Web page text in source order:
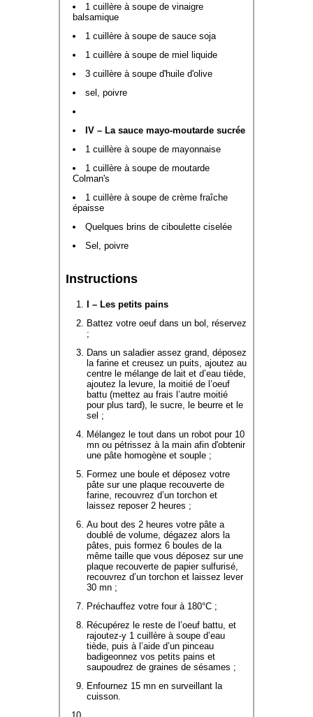
1 cuillère à soupe de vinaigre
balsamique
1 cuillère à soupe de sauce soja
1 cuillère à soupe de miel liquide
3 cuillère à soupe d'huile d'olive
sel, poivre
IV – La sauce mayo-moutarde sucrée
1 cuillère à soupe de mayonnaise
1 cuillère à soupe de moutarde
Colman's
1 cuillère à soupe de crème fraîche
épaisse
Quelques brins de ciboulette ciselée
Sel, poivre
Instructions
I – Les petits pains
Battez votre oeuf dans un bol, réservez
;
Dans un saladier assez grand, déposez
la farine et creusez un puits, ajoutez au
centre le mélange de lait et d’eau tiède,
ajoutez la levure, la moitié de l’oeuf
battu (mettez au frais l’autre moitié
pour plus tard), le sucre, le beurre et le
sel ;
Mélangez le tout dans un robot pour 10
mn ou pétrissez à la main afin d'obtenir
une pâte homogène et souple ;
Formez une boule et déposez votre
pâte sur une plaque recouverte de
farine, recouvrez d’un torchon et
laissez reposer 2 heures ;
Au bout des 2 heures votre pâte a
doublé de volume, dégazez alors la
pâtes, puis formez 6 boules de la
même taille que vous déposez sur une
plaque recouverte de papier sulfurisé,
recouvrez d’un torchon et laissez lever
30 mn ;
Préchauffez votre four à 180°C ;
Récupérez le reste de l’oeuf battu, et
rajoutez-y 1 cuillère à soupe d’eau
tiède, puis à l’aide d’un pinceau
badigeonnez vos petits pains et
saupoudrez de graines de sésames ;
Enfournez 15 mn en surveillant la
cuisson.